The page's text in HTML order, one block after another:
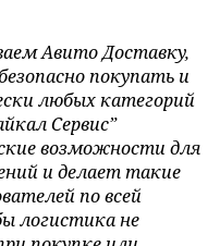
Авито Доставку,
покупать и
любых категорий
Сервис”
возможности для
и делает такие
по всей
логистика не